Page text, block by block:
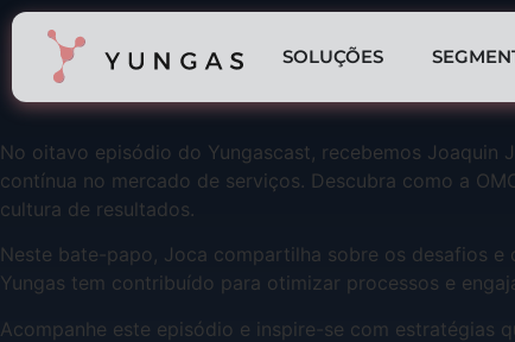
SOLUÇÕES
No oitavo episódio do Yungascast, recebemos Joaquin
contínua no mercado de serviços. Descubra como a
cultura de resultados.
Neste bate-papo, Joca compartilha sobre os desafios
Yungas tem contribuído para otimizar processos e
Acompanhe este episódio e inspire-se com estratégias